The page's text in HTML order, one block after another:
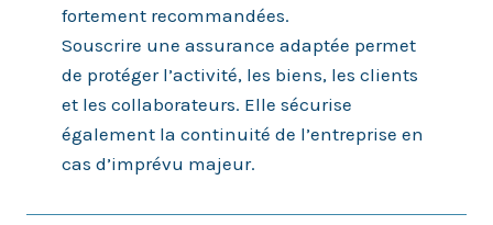
fortement recommandées.
Souscrire une assurance adaptée permet
de protéger l’activité, les biens, les clients
et les collaborateurs. Elle sécurise
également la continuité de l’entreprise en
cas d’imprévu majeur.